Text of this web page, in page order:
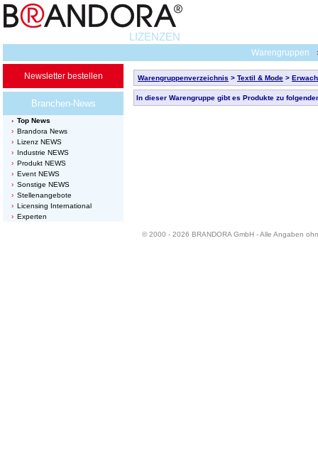
LIZENZEN
Warengruppen
Newsletter bestellen
Branchen-News
Top News
Brandora News
Lizenz NEWS
Industrie NEWS
Produkt NEWS
Event NEWS
Sonstige NEWS
Stellenangebote
Licensing International
Experten
Warengruppenverzeichnis > Textil & Mode >
In dieser Warengruppe gibt es Produkte zu
© 2000 - 2026 BRANDORA GmbH - Alle Angaben